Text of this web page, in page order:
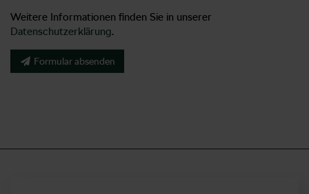
Weitere Informationen finden Sie in unserer
Datenschutzerklärung.
Formular absenden